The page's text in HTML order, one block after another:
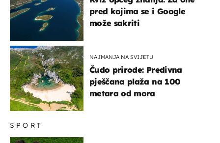
SPORT
pred kojima se i Google
može sakriti
NAJMANJA NA SVIJETU
Čudo prirode: Predivna
pješčana plaža na 100
metara od mora